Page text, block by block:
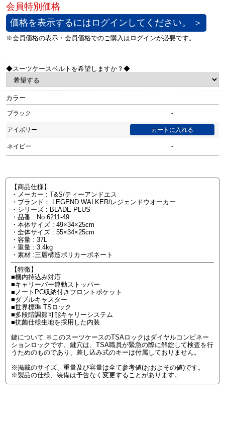
価格を表示するにはログインしてください。 ＞
◆スーツケースベルトを希望しますか？◆
カラー
ブラック -
アイボリー
ネイビー -
【商品仕様】
・メーカー : T&S/ティーアンドエス
・ブランド： LEGEND WALKER/レジェンドウオーカー
・シリーズ : BLADE PLUS
・品番 : No.6211-49
・本体サイズ : 49×34×25cm
・全体サイズ : 55×34×25cm
・容量 : 37L
・重量 : 3.4kg
・素材 :三層構造ポリカーボネート
【特徴】
■機内持込み対応
■キャリーバー連動ストッパー
■ノートPC収納付きフロントポケット
■ダブルキャスター
■世界標準 TSロック
■多段階調節可能キャリーシステム
■抗菌仕様生地を採用した内装
鍵について ※このスーツケースのTSAロックはダイヤルコンビネー
ションロックです。鍵穴は、TSA職員が緊急の際に解錠して検査を行
うためのものであり、差し込み式のキーは付属しておりません。
※掲載のサイズ、重量及び容量は全て参考値(おおよその値)です。
※製品の仕様、装備は予告なく変更することがあります。